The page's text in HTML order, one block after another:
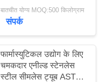
बातचीत योग्य MOQ:500 किलोग्राम
संपर्क
फार्मास्युटिकल उद्योग के लिए
चमकदार एनील्ड स्टेनलेस
स्टील सीमलेस ट्यूब ASTM